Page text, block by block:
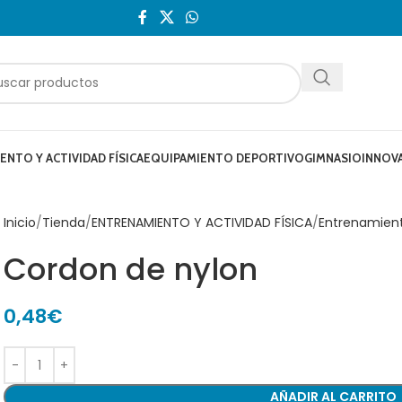
Y ACTIVIDAD FÍSICAEQUIPAMIENTO DEPORTIVOGIMNASIO
Inicio Tienda ENTRENAMIENTO Y ACTIVIDAD FÍSICA
Cordon de nylon
0,48€
AÑADIR AL CARRITO